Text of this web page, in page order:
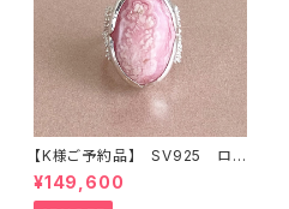
【K様ご予約品】 SV925 ロ
ードクロサイト インカロー
ズ リング
¥149,600